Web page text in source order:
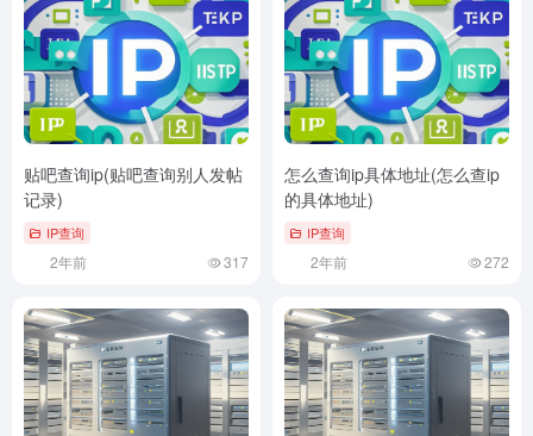
贴吧查询ip(贴吧查询别人发帖
记录)
IP查询
2年前 317
怎么查询ip具体地址(怎么查ip
的具体地址)
IP查询
2年前 272